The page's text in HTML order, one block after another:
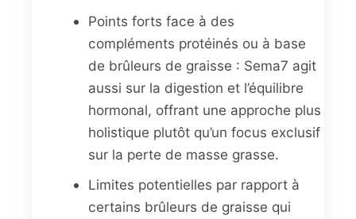
Points forts face à des
compléments protéinés ou à base
de brûleurs de graisse : Sema7 agit
aussi sur la digestion et l’équilibre
hormonal, offrant une approche plus
holistique plutôt qu’un focus exclusif
sur la perte de masse grasse.
Limites potentielles par rapport à
certains brûleurs de graisse qui